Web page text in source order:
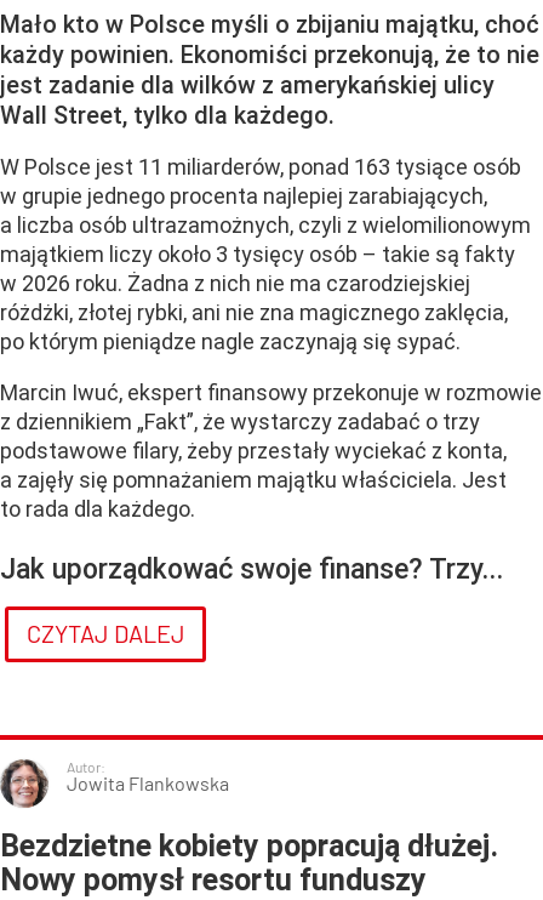
Mało kto w Polsce myśli o zbijaniu majątku, choć
każdy powinien. Ekonomiści przekonują, że to nie
jest zadanie dla wilków z amerykańskiej ulicy
Wall Street, tylko dla każdego.
W Polsce jest 11 miliarderów, ponad 163 tysiące osób
w grupie jednego procenta najlepiej zarabiających,
a liczba osób ultrazamożnych, czyli z wielomilionowym
majątkiem liczy około 3 tysięcy osób – takie są fakty
w 2026 roku. Żadna z nich nie ma czarodziejskiej
różdżki, złotej rybki, ani nie zna magicznego zaklęcia,
po którym pieniądze nagle zaczynają się sypać.
Marcin Iwuć, ekspert finansowy przekonuje w rozmowie
z dziennikiem „Fakt”, że wystarczy zadabać o trzy
podstawowe filary, żeby przestały wyciekać z konta,
a zajęły się pomnażaniem majątku właściciela. Jest
to rada dla każdego.
Jak uporządkować swoje finanse? Trzy...
CZYTAJ DALEJ
Autor:
Jowita Flankowska
Bezdzietne kobiety popracują dłużej.
Nowy pomysł resortu funduszy